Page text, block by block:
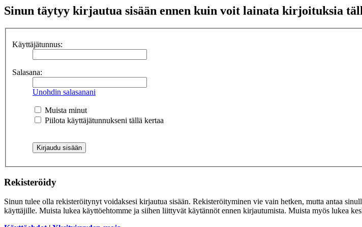
Sinun täytyy kirjautua sisään ennen kuin voit lainata kirjoituksia
Käyttäjätunnus:
Salasana:
Unohdin salasanani
Muista minut
Piilota käyttäjätunnukseni tällä kertaa
Rekisteröidy
Sinun tulee olla rekisteröitynyt voidaksesi kirjautua sisään. Rekisteröityminen vie vain hetken, mutta antaa
käyttäjille. Muista lukea käyttöehtomme ja siihen liittyvät käytännöt ennen kirjautumista. Muista myös lukea